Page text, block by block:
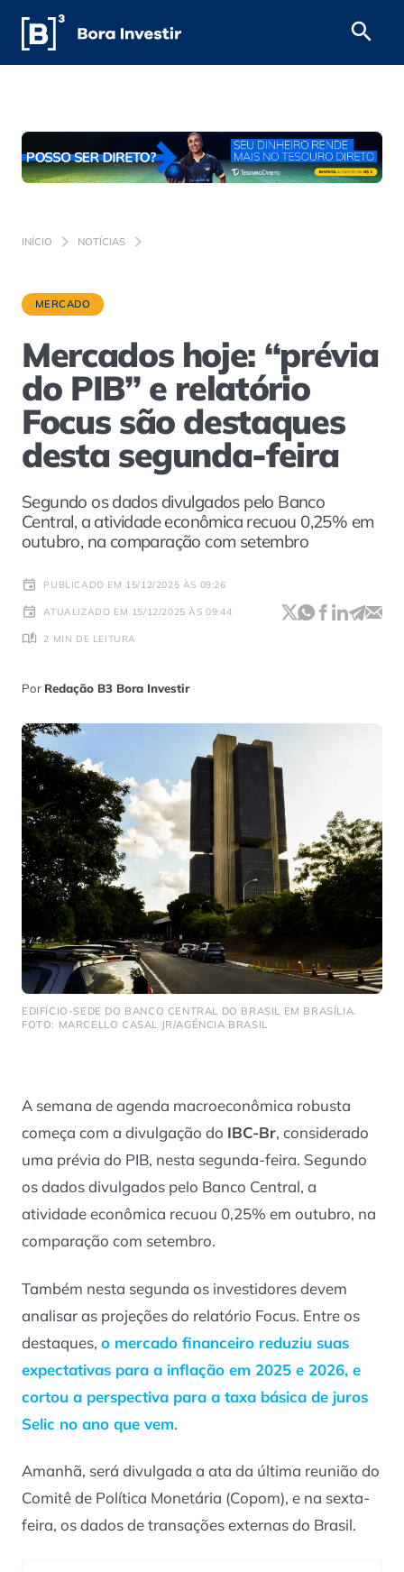
INÍCIO NOTÍCIAS
MERCADO
Mercados hoje: “prévia
do PIB” e relatório
Focus são destaques
desta segunda-feira
Segundo os dados divulgados pelo Banco
Central, a atividade econômica recuou 0,25% em
outubro, na comparação com setembro
PUBLICADO EM 15/12/2025 ÀS 09:26
ATUALIZADO EM 15/12/2025 ÀS 09:44
2 MIN DE LEITURA
Por Redação B3 Bora Investir
EDIFÍCIO-SEDE DO BANCO CENTRAL DO BRASIL EM BRASÍLIA.
FOTO: MARCELLO CASAL JR/AGÊNCIA BRASIL
A semana de agenda macroeconômica robusta
começa com a divulgação do IBC-Br, considerado
uma prévia do PIB, nesta segunda-feira. Segundo
os dados divulgados pelo Banco Central, a
atividade econômica recuou 0,25% em outubro, na
comparação com setembro.
Também nesta segunda os investidores devem
analisar as projeções do relatório Focus. Entre os
destaques, o mercado financeiro reduziu suas
expectativas para a inflação em 2025 e 2026, e
cortou a perspectiva para a taxa básica de juros
Selic no ano que vem.
Amanhã, será divulgada a ata da última reunião do
Comitê de Política Monetária (Copom), e na sexta-
feira, os dados de transações externas do Brasil.